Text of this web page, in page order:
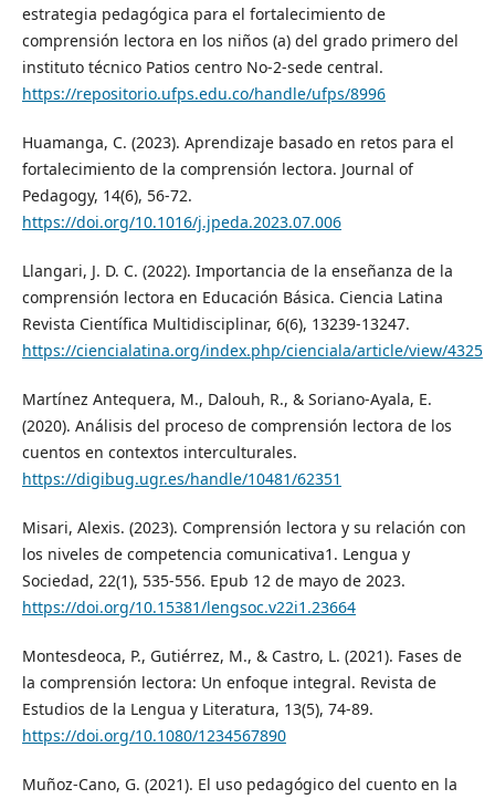
estrategia pedagógica para el fortalecimiento de
comprensión lectora en los niños (a) del grado primero del
instituto técnico Patios centro No-2-sede central.
https://repositorio.ufps.edu.co/handle/ufps/8996
Huamanga, C. (2023). Aprendizaje basado en retos para el
fortalecimiento de la comprensión lectora. Journal of
Pedagogy, 14(6), 56-72.
https://doi.org/10.1016/j.jpeda.2023.07.006
Llangari, J. D. C. (2022). Importancia de la enseñanza de la
comprensión lectora en Educación Básica. Ciencia Latina
Revista Científica Multidisciplinar, 6(6), 13239-13247.
https://ciencialatina.org/index.php/cienciala/article/view/4325
Martínez Antequera, M., Dalouh, R., & Soriano-Ayala, E.
(2020). Análisis del proceso de comprensión lectora de los
cuentos en contextos interculturales.
https://digibug.ugr.es/handle/10481/62351
Misari, Alexis. (2023). Comprensión lectora y su relación con
los niveles de competencia comunicativa1. Lengua y
Sociedad, 22(1), 535-556. Epub 12 de mayo de 2023.
https://doi.org/10.15381/lengsoc.v22i1.23664
Montesdeoca, P., Gutiérrez, M., & Castro, L. (2021). Fases de
la comprensión lectora: Un enfoque integral. Revista de
Estudios de la Lengua y Literatura, 13(5), 74-89.
https://doi.org/10.1080/1234567890
Muñoz-Cano, G. (2021). El uso pedagógico del cuento en la